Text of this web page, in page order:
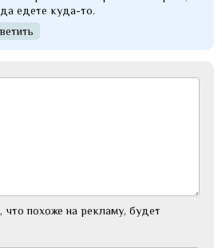
едете куда-то.
похоже на рекламу, будет